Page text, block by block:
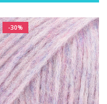
-30%